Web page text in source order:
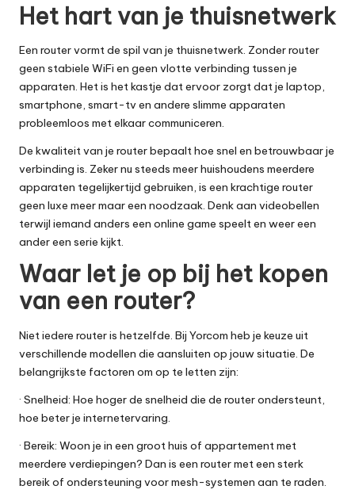
Het hart van je thuisnetwerk
Een routervormt de spil van je thuisnetwerk. Zonder router
geen stabiele WiFi en geen vlotte verbinding tussen je
apparaten. Het is het kastje dat ervoor zorgt dat je laptop,
smartphone, smart-tv en andere slimme apparaten
probleemloos met elkaar communiceren.
De kwaliteit van je router bepaalt hoe snel en betrouwbaar je
verbinding is. Zeker nu steeds meer huishoudens meerdere
apparaten tegelijkertijd gebruiken, is een krachtige router
geen luxe meer maar een noodzaak. Denk aan videobellen
terwijl iemand anders een online game speelt en weer een
ander een serie kijkt.
Waar let je op bij het kopen
van een router?
Niet iedere router is hetzelfde. Bij Yorcom heb je keuze uit
verschillende modellen die aansluiten op jouw situatie. De
belangrijkste factoren om op te letten zijn:
· Snelheid: Hoe hoger de snelheid die de router ondersteunt,
hoe beter je internetervaring.
· Bereik: Woon je in een groot huis of appartement met
meerdere verdiepingen? Dan is een router met een sterk
bereik of ondersteuning voor mesh-systemen aan te raden.